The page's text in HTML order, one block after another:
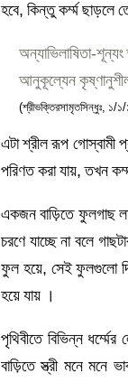
হবে, কিন্তু কর্ম্ম ছাড়লে
অন্যাভিলাষিতা-শূন্যং
আনুকূল্যেন
(শ্রীভক্তিরসামৃতসিন্ধুঃ, ১/
এটা শ্রীল রূপ গোস্বামী
পরিণত করা যায়, তখন
একজন বাড়িতে ফুলগাছ
চরণে যাচ্ছে না বলে
ফুল হয়ে, সেই ফুলগুলো
হয়ে যায় ।
পৃথিবীতে বিভিন্ন
বাড়িতে স্ত্রী মনে মনে